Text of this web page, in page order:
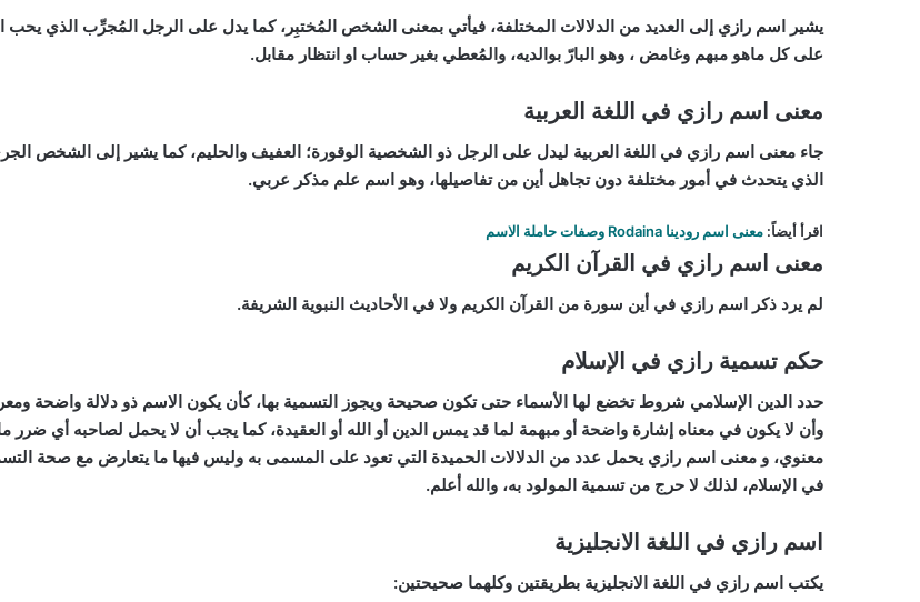
يشير اسم رازي إلى العديد من الدلالات المختلفة، فيأتي بمعنى الشخص المُختبِر، كما يدل على الرجل المُجرِّب الذي يحب
على كل ماهو مبهم وغامض ، وهو البارّ بوالديه، والمُعطي بغير حساب او انتظار مقابل.
معنى اسم رازي في اللغة العربية
جاء معنى اسم رازي في اللغة العربية ليدل على الرجل ذو الشخصية الوقورة؛ العفيف والحليم، كما يشير إلى الشخص
الذي يتحدث في أمور مختلفة دون تجاهل أين من تفاصيلها، وهو اسم علم مذكر عربي.
اقرأ أيضاً: معنى اسم رودينا Rodaina وصفات حاملة الاسم
معنى اسم رازي في القرآن الكريم
لم يرد ذكر اسم رازي في أين سورة من القرآن الكريم ولا في الأحاديث النبوية الشريفة.
حكم تسمية رازي في الإسلام
حدد الدين الإسلامي شروط تخضع لها الأسماء حتى تكون صحيحة ويجوز التسمية بها، كأن يكون الاسم ذو دلالة واضحة
وأن لا يكون في معناه إشارة واضحة أو مبهمة لما قد يمس الدين أو الله أو العقيدة، كما يجب أن لا يحمل لصاحبه أي ضرر
معنوي، و معنى اسم رازي يحمل عدد من الدلالات الحميدة التي تعود على المسمى به وليس فيها ما يتعارض مع صحة
في الإسلام، لذلك لا حرج من تسمية المولود به، والله أعلم.
اسم رازي في اللغة الانجليزية
يكتب اسم رازي في اللغة الانجليزية بطريقتين وكلهما صحيحتين: